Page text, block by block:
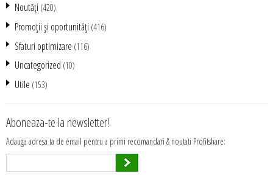
Noutăţi (420)
Promoţii şi oportunităţi (416)
Sfaturi optimizare (116)
Uncategorized (10)
Utile (153)
Aboneaza-te la newsletter!
Adauga adresa ta de email pentru a primi recomandari & noutati Profitshare: